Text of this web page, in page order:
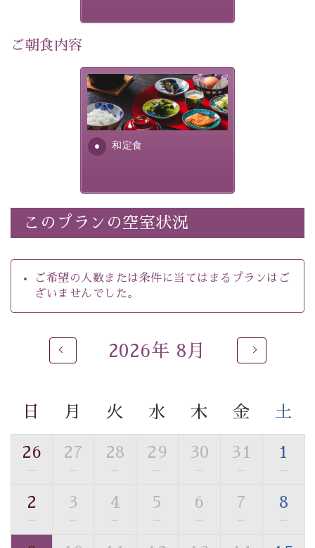
20：00 ほたる童謡公園到着（60分間の自由時間）
21：00 ほたる童謡公園出発
21：45 「ホテル紅や」到着
【ご予約前にご確認ください】
※本プランはバスの定員に限りがあるため、先着順での
ご案内となります。
※ご予約完了後でも、時間差により満席となる場合がご
ざいます。その際は当館よりご連絡申し上げます。
※催行人数に満たない場合は、催行を見合わせる場合が
※ほたる童謡公園では自由行動となります（ガイドは付
きません）。
※ホタルの発生は自然条件に左右されるため、ご覧いた
だけない場合もございます。
-----------【安心への取り組み】----------
個室料亭、貸切風呂のご利用が可能な上、 安心安全にご
滞在いただけるよう
徹底した衛生管理を行っております。
-------------------------------------------------
ほたる童謡公園までのご送迎＆入園券
・諏訪大社4社を巡る無料参拝バス（事前予約制）
・館内着をご用意
・環境に配慮したアメニティをご用意
・館内フリーWi-Fi
・駐車場完備
ご朝食内容
和定食
さっぱりとした和食膳に使わ
れる食材は、諏訪の名産品を
ふんだんに取り入れ、安心・
安全を心掛けた長野県産...
このプランの空室状況
ご希望の人数または条件に当てはまるプランはご
ざいませんでした。
2026年 8月
日 月 火 水 木 金 土
26
—
27
—
28
—
29
—
30
—
31
—
1
—
2
—
3
—
4
—
5
—
6
—
7
—
8
—